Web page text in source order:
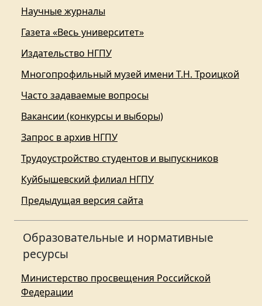
Научные журналы
Газета «Весь университет»
Издательство НГПУ
Многопрофильный музей имени Т.Н. Троицкой
Часто задаваемые вопросы
Вакансии (конкурсы и выборы)
Запрос в архив НГПУ
Трудоустройство студентов и выпускников
Куйбышевский филиал НГПУ
Предыдущая версия сайта
Образовательные и нормативные
ресурсы
Министерство просвещения Российской
Федерации